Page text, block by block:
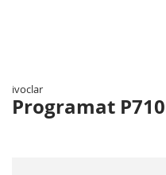
Bildergalerie
springen
ivoclar
Programat